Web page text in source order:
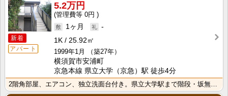
新着
アパート
5.2万円
0円
1ヶ月
-
1K
25.92㎡
1999年1月
（築27年）
横須賀市安浦町
京急本線 県立大学（京急）駅 徒歩4分